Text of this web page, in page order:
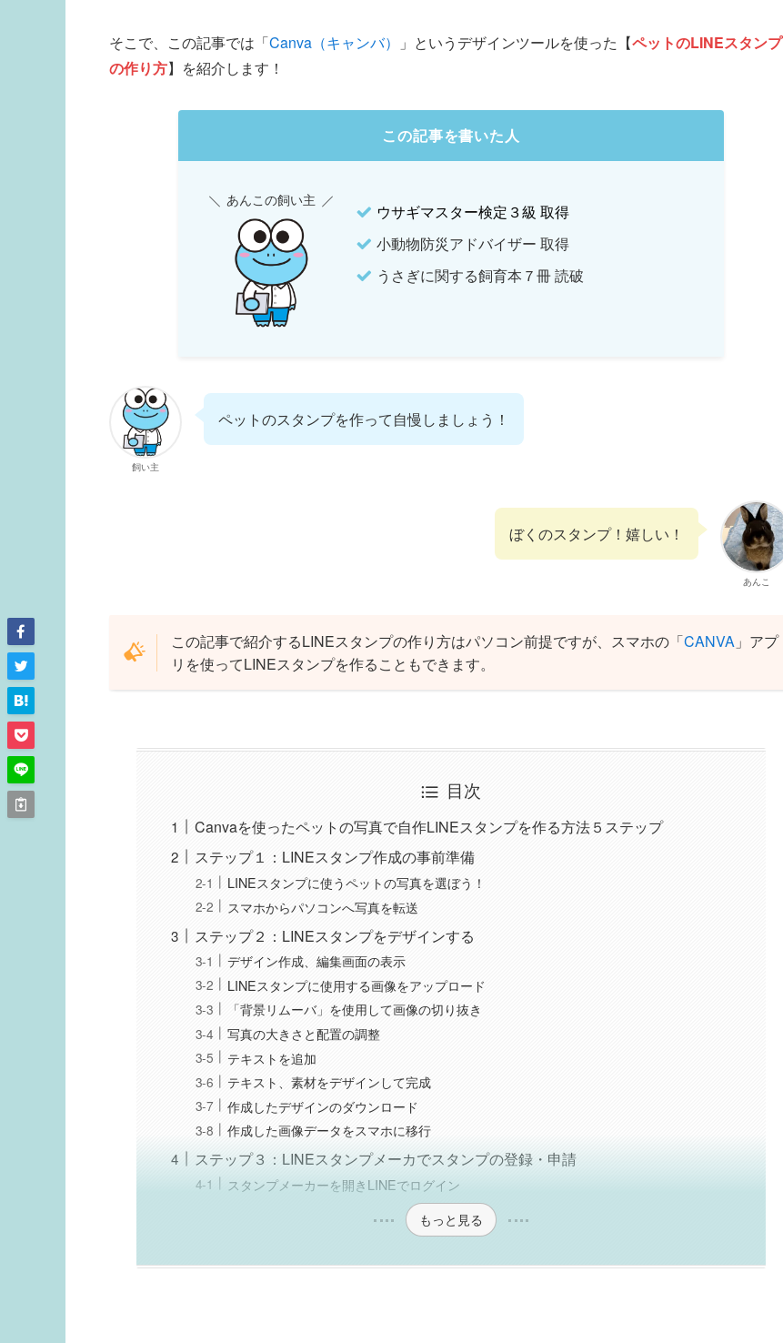
そこで、この記事では「Canva（キャンバ） 」というデザインツールを使った【ペットのLINEスタンプ
の作り方】を紹介します！
この記事を書いた人
ウサギマスター検定３級 取得
小動物防災アドバイザー 取得
うさぎに関する飼育本７冊 読破
あんこの飼い主
飼い主
ペットのスタンプを作って自慢しましょう！
あんこ
ぼくのスタンプ！嬉しい！
この記事で紹介するLINEスタンプの作り方はパソコン前提ですが、スマホの「CANVA 」アプ
リを使ってLINEスタンプを作ることもできます。
目次
Canvaを使ったペットの写真で自作LINEスタンプを作る方法５ステップ
ステップ１：LINEスタンプ作成の事前準備
LINEスタンプに使うペットの写真を選ぼう！
スマホからパソコンへ写真を転送
ステップ２：LINEスタンプをデザインする
デザイン作成、編集画面の表示
LINEスタンプに使用する画像をアップロード
「背景リムーバ」を使用して画像の切り抜き
写真の大きさと配置の調整
テキストを追加
テキスト、素材をデザインして完成
作成したデザインのダウンロード
作成した画像データをスマホに移行
ステップ３：LINEスタンプメーカでスタンプの登録・申請
スタンプメーカーを開きLINEでログイン
もっと見る